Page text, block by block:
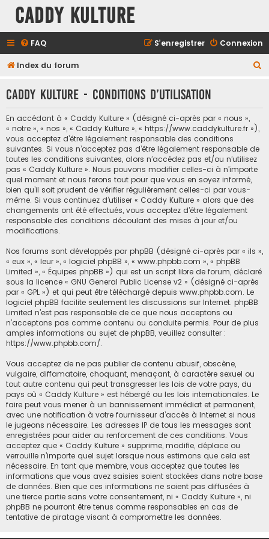
Caddy Kulture
FAQ Connexion
S’enregistrer
Index du forum
h
Caddy Kulture - Conditions d’utilisation
En accédant à « Caddy Kulture » (désigné ci-après par « nous »,
« notre », « nos », « Caddy Kulture », « https://www.caddykulture.fr »),
vous acceptez d’être légalement responsable des conditions
suivantes. Si vous n’acceptez pas d’être légalement responsable de
toutes les conditions suivantes, alors n’accédez pas et/ou n’utilisez
pas « Caddy Kulture ». Nous pouvons modifier celles-ci à n’importe
quel moment et nous ferons tout pour que vous en soyez informé,
bien qu’il soit prudent de vérifier régulièrement celles-ci par vous-
même. Si vous continuez d’utiliser « Caddy Kulture » alors que des
changements ont été effectués, vous acceptez d’être légalement
responsable des conditions découlant des mises à jour et/ou
modifications.
Nos forums sont développés par phpBB (désigné ci-après par « ils »,
« eux », « leur », « logiciel phpBB », « www.phpbb.com », « phpBB
Limited », « Équipes phpBB ») qui est un script libre de forum, déclaré
sous la licence « GNU General Public License v2 » (désigné ci-après
par « GPL ») et qui peut être téléchargé depuis www.phpbb.com. Le
logiciel phpBB facilite seulement les discussions sur Internet. phpBB
Limited n’est pas responsable de ce que nous acceptons ou
n’acceptons pas comme contenu ou conduite permis. Pour de plus
amples informations au sujet de phpBB, veuillez consulter :
https://www.phpbb.com/.
Vous acceptez de ne pas publier de contenu abusif, obscène,
vulgaire, diffamatoire, choquant, menaçant, à caractère sexuel ou
tout autre contenu qui peut transgresser les lois de votre pays, du
pays où « Caddy Kulture » est hébergé ou les lois internationales. Le
faire peut vous mener à un bannissement immédiat et permanent,
avec une notification à votre fournisseur d’accès à Internet si nous
le jugeons nécessaire. Les adresses IP de tous les messages sont
enregistrées pour aider au renforcement de ces conditions. Vous
acceptez que « Caddy Kulture » supprime, modifie, déplace ou
verrouille n’importe quel sujet lorsque nous estimons que cela est
nécessaire. En tant que membre, vous acceptez que toutes les
informations que vous avez saisies soient stockées dans notre base
de données. Bien que ces informations ne soient pas diffusées à
une tierce partie sans votre consentement, ni « Caddy Kulture », ni
phpBB ne pourront être tenus comme responsables en cas de
tentative de piratage visant à compromettre les données.